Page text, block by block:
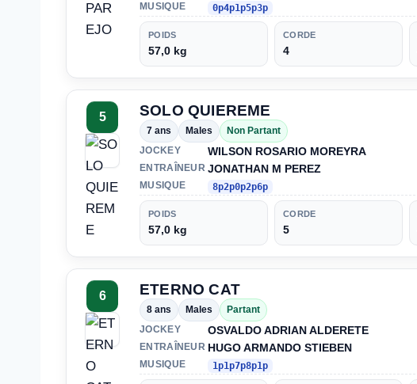
MUSIQUE 0p4p1p5p3p
POIDS
57,0 kg
CORDE
4
5 SOLO QUIEREME
7 ans Males
Non Partant
JOCKEY
WILSON ROSARIO MOREYRA
ENTRAÎNEUR JONATHAN M PEREZ
MUSIQUE 8p2p0p2p6p
POIDS
57,0 kg
CORDE
5
6 ETERNO CAT
8 ans Males
Partant
JOCKEY
OSVALDO ADRIAN ALDERETE
ENTRAÎNEUR HUGO ARMANDO STIEBEN
MUSIQUE 1p1p7p8p1p